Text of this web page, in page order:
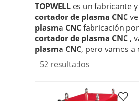
TOPWELL es un fabricante
cortador de plasma CNC
plasma CNCfabricación
cortador de plasma CNC ,
plasma CNC, pero vamos
52 resultados